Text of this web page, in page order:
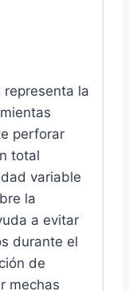
representa la
perforar
total
variable
la
a evitar
durante el
de
mechas